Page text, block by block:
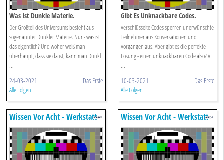
Was Ist Dunkle Materie.
Der Großteil des Universums besteht aus
sogenannter Dunkler Materie. Nur - was ist
das eigentlich? Und woher weiß man
überhaupt, dass sie da ist, kann man Dunkl
...
24-03-2021 Das Erste
Alle Folgen
Gibt Es Unknackbare Codes.
Verschlüsselte Codes sperren unerwünschte
Teilnehmer aus Konversationen und
Vorgängen aus. Aber gibt es die perfekte
Lösung - einen unknackbaren Code also? V
...
10-03-2021 Das Erste
Alle Folgen
Wissen Vor Acht - Werkstatt Wissen Vor Acht - Werkstatt